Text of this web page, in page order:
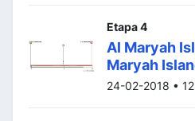
Etapa 4
Al Maryah
Maryah
24-02-2018 •